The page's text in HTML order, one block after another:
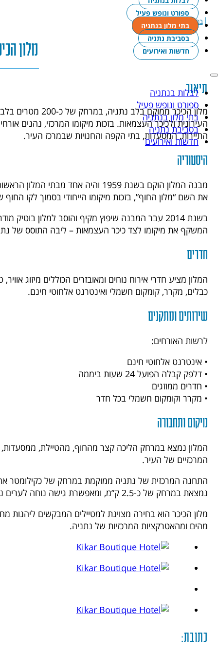
ספורט ונופש פעיל
בתי מלון בנתניה
בסביבת נתניה
חדשות ואירועים
לבלות בנתניה
ספורט ונופש פעיל
בתי מלון בנתניה
בסביבת נתניה
חדשות ואירועים
|בתי מלון בנתניה | מלון הכיכר
מלון
תיאור
מלון הכיכר ממוקם בלב
העירונית ולכיכר העצמאות. בזכות מיקומו המרכזי, נהנים
התיירות, המסעדות, בתי הקפה והחנויות שבמרכז העיר.
היסטוריה
מבנה המלון הוקם בשנת 1959 והיה אחד
את השם “מלון החוף”, בזכות מיקומו הייחודי בסמוך לקו
בשנת 2014 עבר המבנה שיפוץ מקיף והוסב למלון
המשקף את מיקומו לצד כיכר העצמאות – ליבה התוסס של
חדרים
המלון מציע חדרי אירוח נוחים ומאובזרים הכוללים מיזוג
כבלים, מקרר, קומקום חשמלי ואינטרנט אלחוטי חינם.
שירותים ומתקנים
לרשות האורחים:
• אינטרנט אלחוטי חינם
• דלפק קבלה הפועל 24 שעות ביממה
• חדרים ממוזגים
• מקרר וקומקום חשמלי בכל חדר
מיקום ותחבורה
המלון נמצא במרחק הליכה קצר מהחוף, מהטיילת, ממסעדות,
המרכזיים של העיר.
התחנה המרכזית של נתניה ממוקמת במרחק של כקילומטר
נמצאת במרחק של כ-2.5 ק”מ, ומאפשרת גישה נוחה לערים נוספות ברחבי הארץ.
מלון הכיכר הוא בחירה מצוינת למטיילים המבקשים
מהים ומהאטרקציות המרכזיות של נתניה.
כתובת: